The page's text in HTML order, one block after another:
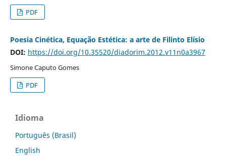
PDF
Poesia Cinética, Equação Estética: a arte de Filinto Elísio
DOI: https://doi.org/10.35520/diadorim.2012.v11n0a3967
Simone Caputo Gomes
PDF
Idioma
Português (Brasil)
English